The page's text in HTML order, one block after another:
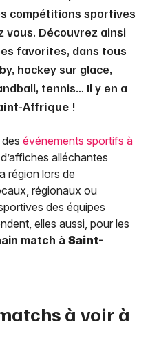
compétitions sportives
vous. Découvrez ainsi
favorites, dans tous
hockey sur glace,
tennis… Il y en a
Affrique !
événements sportifs à
alléchantes
région lors de
régionaux ou
des équipes
elles aussi, pour les
match à Saint-
à voir à